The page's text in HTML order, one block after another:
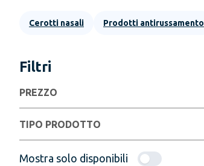
Cerotti nasali Prodotti antirussamento
Filtri
PREZZO
TIPO PRODOTTO
Mostra solo disponibili